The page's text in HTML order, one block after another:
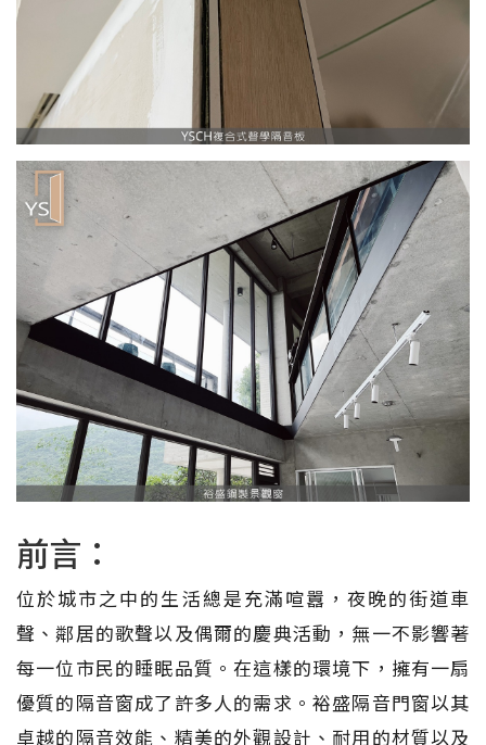
前言：
位於城市之中的生活總是充滿喧囂，夜晚的街道車
聲、鄰居的歌聲以及偶爾的慶典活動，無一不影響著
每一位市民的睡眠品質。在這樣的環境下，擁有一扇
優質的隔音窗成了許多人的需求。裕盛隔音門窗以其
卓越的隔音效能、精美的外觀設計、耐用的材質以及